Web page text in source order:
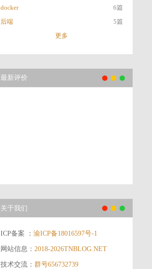
docker
6篇
后端
5篇
更多
最新评价
关于我们
ICP备案 ：渝ICP备18016597号-1
网站信息：2018-2026TNBLOG.NET
技术交流：群号656732739